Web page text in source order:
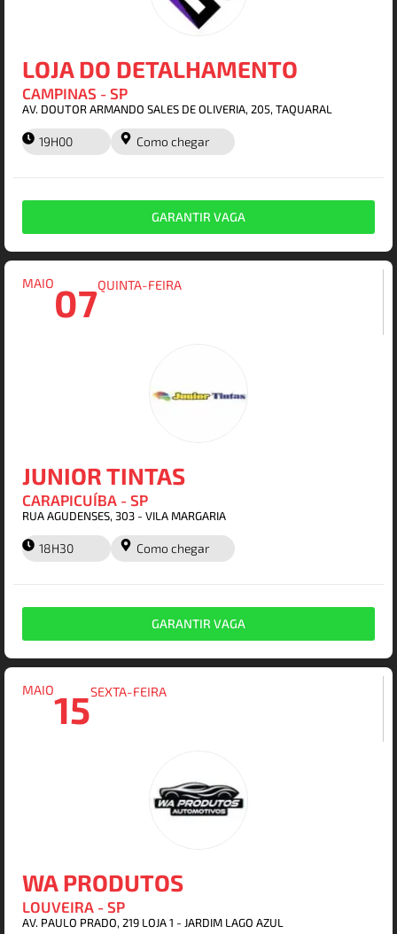
LOJA DO DETALHAMENTO
CAMPINAS - SP
AV. DOUTOR ARMANDO SALES DE OLIVERIA, 205, TAQUARAL
19H00 Como chegar
GARANTIR VAGA
MAIO07QUINTA-FEIRA
JUNIOR TINTAS
CARAPICUÍBA - SP
RUA AGUDENSES, 303 - VILA MARGARIA
18H30 Como chegar
GARANTIR VAGA
MAIO15SEXTA-FEIRA
WA PRODUTOS
LOUVEIRA - SP
AV. PAULO PRADO, 219 LOJA 1 - JARDIM LAGO AZUL